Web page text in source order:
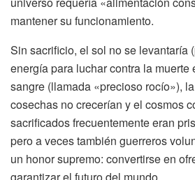
mantener su funcionamiento.
Sin sacrificio, el sol no se levantaría
energía para luchar contra la muerte
sangre (llamada «precioso rocío»),
cosechas no crecerían y el cosmos
sacrificados frecuentemente eran
pero a veces también guerreros
un honor supremo: convertirse en
garantizar el futuro del mundo.